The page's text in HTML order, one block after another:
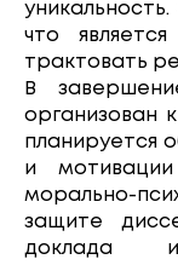
что
трактовать
В
организован
планируется
и мотивации
морально-
защите
доклада и